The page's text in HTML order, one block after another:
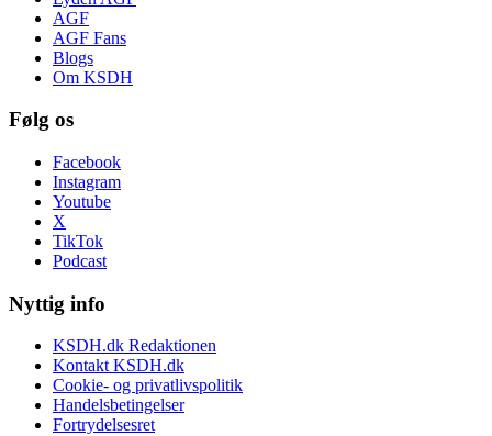
AGF
AGF Fans
Blogs
Om KSDH
Følg os
Facebook
Instagram
Youtube
X
TikTok
Podcast
Nyttig info
KSDH.dk Redaktionen
Kontakt KSDH.dk
Cookie- og privatlivspolitik
Handelsbetingelser
Fortrydelsesret